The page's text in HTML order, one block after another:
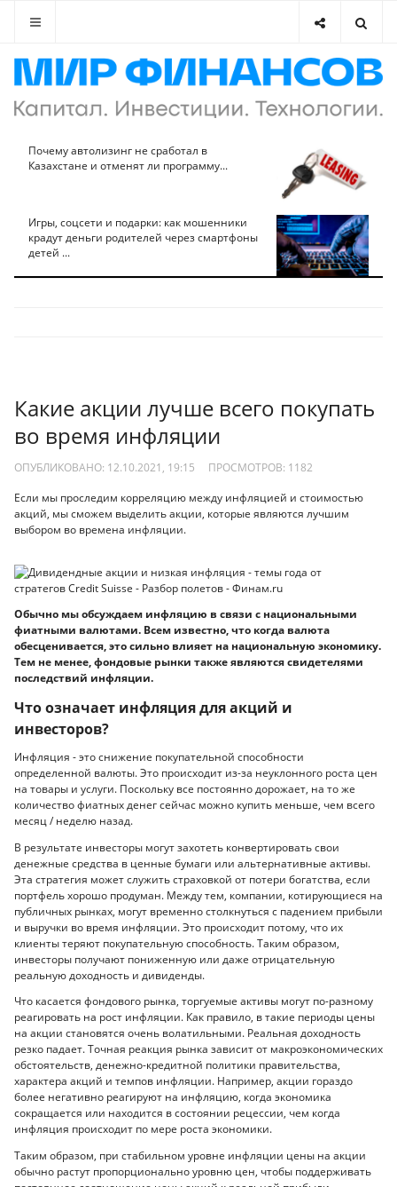
Почему автолизинг не сработал в
Казахстане и отменят ли программу...
Игры, соцсети и подарки: как мошенники
крадут деньги родителей через смартфоны
детей ...
Какие акции лучше всего покупать
во время инфляции
ОПУБЛИКОВАНО: 12.10.2021, 19:15 ПРОСМОТРОВ: 1182
Если мы проследим корреляцию между инфляцией и стоимостью
акций, мы сможем выделить акции, которые являются лучшим
выбором во времена инфляции.
Обычно мы обсуждаем инфляцию в связи с национальными
фиатными валютами. Всем известно, что когда валюта
обесценивается, это сильно влияет на национальную экономику.
Тем не менее, фондовые рынки также являются свидетелями
последствий инфляции.
Что означает инфляция для акций и
инвесторов?
Инфляция - это снижение покупательной способности
определенной валюты. Это происходит из-за неуклонного роста цен
на товары и услуги. Поскольку все постоянно дорожает, на то же
количество фиатных денег сейчас можно купить меньше, чем всего
месяц / неделю назад.
В результате инвесторы могут захотеть конвертировать свои
денежные средства в ценные бумаги или альтернативные активы.
Эта стратегия может служить страховкой от потери богатства, если
портфель хорошо продуман. Между тем, компании, котирующиеся на
публичных рынках, могут временно столкнуться с падением прибыли
и выручки во время инфляции. Это происходит потому, что их
клиенты теряют покупательную способность. Таким образом,
инвесторы получают пониженную или даже отрицательную
реальную доходность и дивиденды.
Что касается фондового рынка, торгуемые активы могут по-разному
реагировать на рост инфляции. Как правило, в такие периоды цены
на акции становятся очень волатильными. Реальная доходность
резко падает. Точная реакция рынка зависит от макроэкономических
обстоятельств, денежно-кредитной политики правительства,
характера акций и темпов инфляции. Например, акции гораздо
более негативно реагируют на инфляцию, когда экономика
сокращается или находится в состоянии рецессии, чем когда
инфляция происходит по мере роста экономики.
Таким образом, при стабильном уровне инфляции цены на акции
обычно растут пропорционально уровню цен, чтобы поддерживать